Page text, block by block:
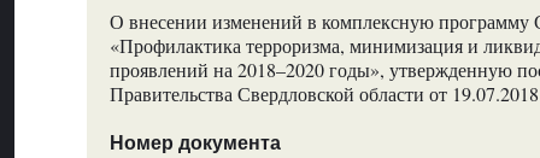
О внесении изменений в комплексную программу
«Профилактика терроризма, минимизация и
проявлений на 2018–2020 годы», утвержденную
Правительства Свердловской области от
Номер документа